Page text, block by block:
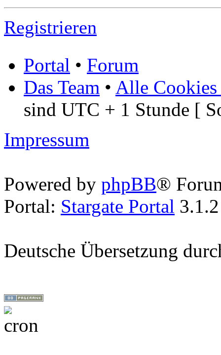
Registrieren
Portal • Forum
Das Team • Alle Cookies
sind UTC + 1 Stunde [
Impressum
Powered by phpBB®
Portal: Stargate Portal
Deutsche Übersetzung